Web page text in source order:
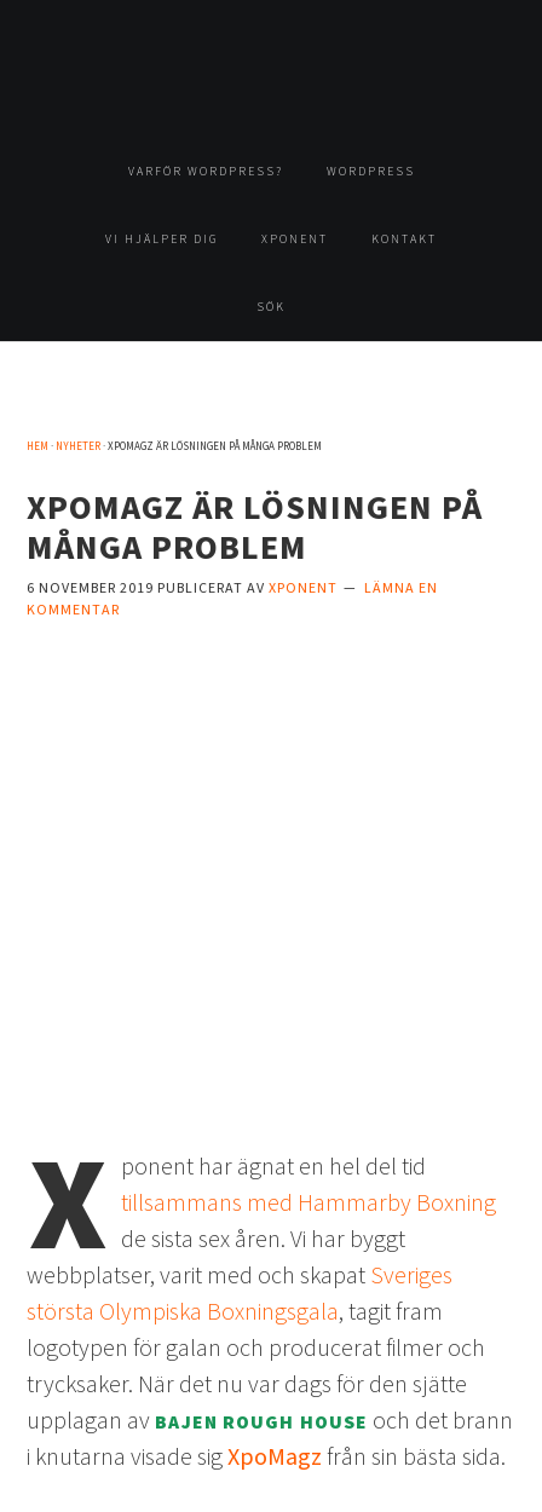
VARFÖR WORDPRESS? WORDPRESS
VI HJÄLPER DIG XPONENT KONTAKT
SÖK
HEM · NYHETER· XPOMAGZ ÄR LÖSNINGEN PÅ MÅNGA PROBLEM
XPOMAGZ ÄR LÖSNINGEN PÅ
MÅNGA PROBLEM
6 NOVEMBER 2019 PUBLICERAT AVXPONENT
LÄMNA EN
KOMMENTAR
X ponent har ägnat en hel del tid
tillsammans med Hammarby Boxning
de sista sex åren. Vi har byggt
webbplatser, varit med och skapatSveriges
största Olympiska Boxningsgala, tagit fram
logotypen för galan och producerat filmer och
trycksaker. När det nu var dags för den sjätte
upplagan av BAJEN ROUGH HOUSE och det brann
i knutarna visade sigXpoMagzfrån sin bästa sida.